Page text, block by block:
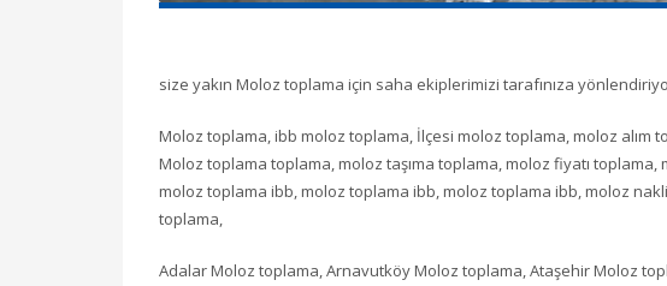
size yakın Moloz toplama için saha ekiplerimizi tarafınıza
Moloz toplama, ibb moloz toplama, İlçesi moloz toplama, moloz alım
Moloz toplama toplama, moloz taşıma toplama, moloz fiyatı toplama,
moloz toplama ibb, moloz toplama ibb, moloz toplama ibb, moloz
toplama,
Adalar Moloz toplama, Arnavutköy Moloz toplama, Ataşehir Moloz